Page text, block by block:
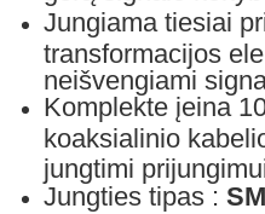
Jungiama tiesiai
transformacijos
neišvengiami
Komplekte įeina
koaksialinio
jungtimi
Jungties tipas :